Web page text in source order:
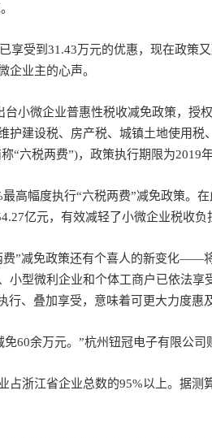
受到31.43万元的优惠，现在政策
企业主的心声。
微企业普惠性税收减免政策，授
护建设税、房产税、城镇土地使用
“六税两费”)，政策执行期限为2019
幅度执行“六税两费”减免政策。在
亿元，有效减轻了小微企业税收负
减免政策还有个喜人的新变化——
小型微利企业和个体工商户已依法享
行、叠加享受，意味着可更大力度惠
余万元。”杭州钮冠电子有限公司
浙江省企业总数的95%以上。据测